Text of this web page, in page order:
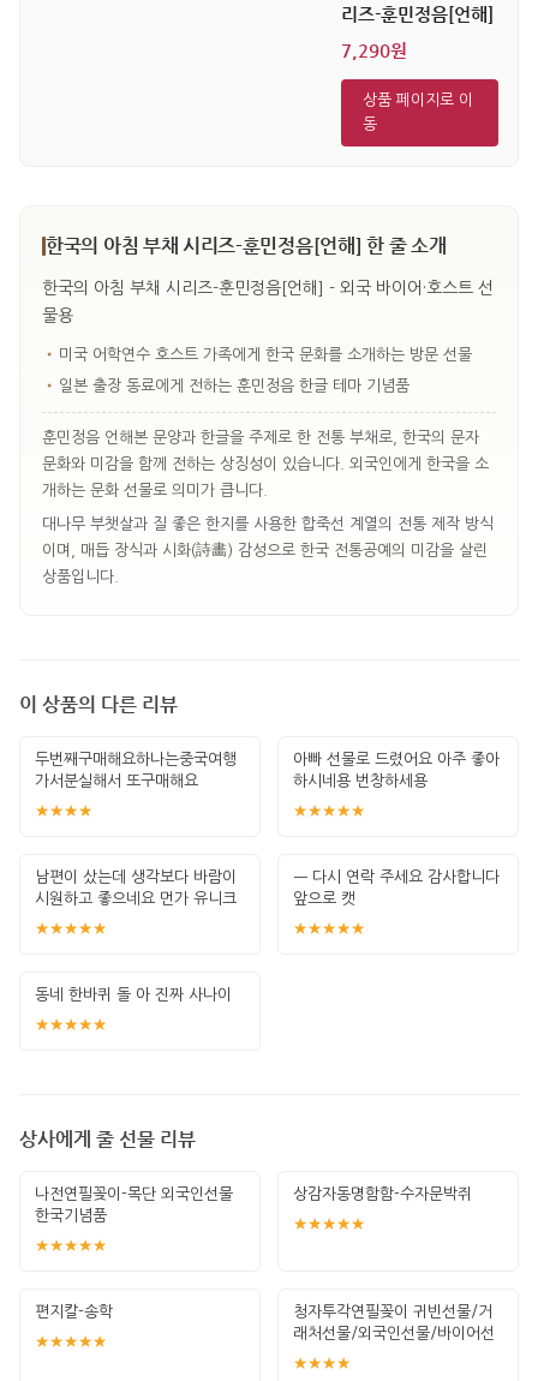
리즈-훈민정음[언해]
7,290원
상품 페이지로 이
동
한국의 아침 부채 시리즈-훈민정음[언해] 한 줄 소개
한국의 아침 부채 시리즈-훈민정음[언해] - 외국 바이어·호스트 선
물용
• 미국 어학연수 호스트 가족에게 한국 문화를 소개하는 방문 선물
• 일본 출장 동료에게 전하는 훈민정음 한글 테마 기념품
훈민정음 언해본 문양과 한글을 주제로 한 전통 부채로, 한국의 문자
문화와 미감을 함께 전하는 상징성이 있습니다. 외국인에게 한국을 소
개하는 문화 선물로 의미가 큽니다.
대나무 부챗살과 질 좋은 한지를 사용한 합죽선 계열의 전통 제작 방식
이며, 매듭 장식과 시화(詩畵) 감성으로 한국 전통공예의 미감을 살린
상품입니다.
이 상품의 다른 리뷰
두번째구매해요하나는중국여행
가서분실해서 또구매해요
★★★★
아빠 선물로 드렸어요 아주 좋아
하시네용 번창하세용
★★★★★
남편이 샀는데 생각보다 바람이
시원하고 좋으네요 먼가 유니크
한것이 좋아요
★★★★★
ㅡ 다시 연락 주세요 감사합니다
앞으로 캣
★★★★★
동네 한바퀴 돌 아 진짜 사나이
★★★★★
상사에게 줄 선물 리뷰
나전연필꽂이-목단 외국인선물
한국기념품
★★★★★
상감자동명함함-수자문박쥐
★★★★★
편지칼-송학
★★★★★
청자투각연필꽂이 귀빈선물/거
래처선물/외국인선물/바이어선
물/교수님선물/임원
★★★★